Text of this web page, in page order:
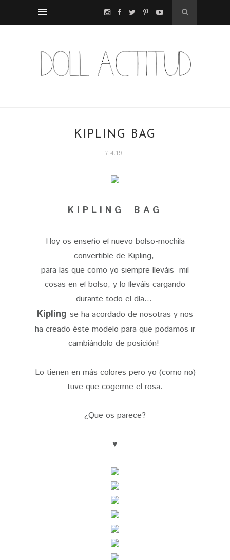
KIPLING BAG
7.4.19
K I P L I N G B A G
Hoy os enseño el nuevo bolso-mochila
convertible de Kipling,
para las que como yo siempre lleváis mil
cosas en el bolso, y lo lleváis cargando
durante todo el día...
Kipling se ha acordado de nosotras y nos
ha creado éste modelo para que podamos ir
cambiándolo de posición!
Lo tienen en más colores pero yo (como no)
tuve que cogerme el rosa.
¿Que os parece?
♥